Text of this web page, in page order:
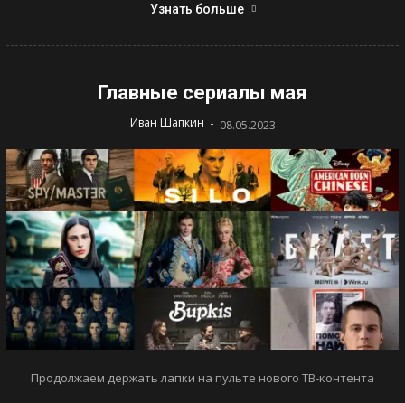
Узнать больше
Главные сериалы мая
Иван Шапкин - 08.05.2023
Продолжаем держать лапки на пульте нового ТВ-контента